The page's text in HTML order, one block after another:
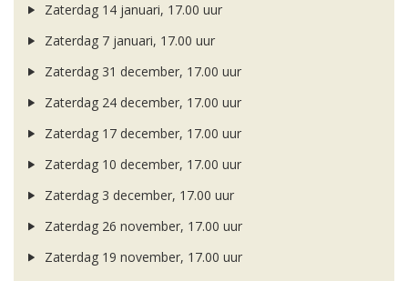
Zaterdag 14 januari, 17.00 uur
Zaterdag 7 januari, 17.00 uur
Zaterdag 31 december, 17.00 uur
Zaterdag 24 december, 17.00 uur
Zaterdag 17 december, 17.00 uur
Zaterdag 10 december, 17.00 uur
Zaterdag 3 december, 17.00 uur
Zaterdag 26 november, 17.00 uur
Zaterdag 19 november, 17.00 uur